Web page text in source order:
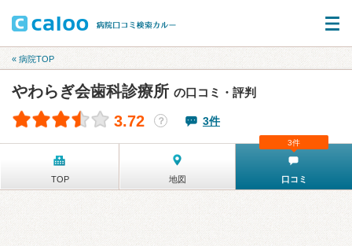
« 病院TOP
やわらぎ会歯科診療所 の口コミ・評判
3.72 ？ 3件
TOP 地図 口コミ
3件